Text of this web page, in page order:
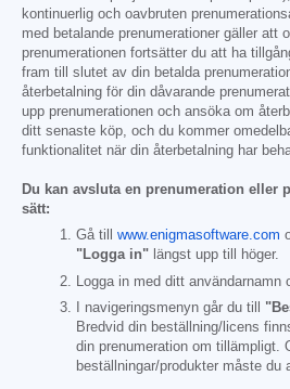
kontinuerlig och oavbruten
med betalande prenumerationer gäller att
prenumerationen fortsätter du att ha
fram till slutet av din betalda
återbetalning för din dåvarande
upp prenumerationen och ansöka om
ditt senaste köp, och du kommer
funktionalitet när din återbetalning har
Du kan avsluta en prenumeration eller
sätt:
Gå till www.enigmasoftware.com
"Logga in" längst upp till höger.
Logga in med ditt användarnamn
I navigeringsmenyn går du till
Bredvid din beställning/licens
din prenumeration om tillämpligt.
beställningar/produkter måste du